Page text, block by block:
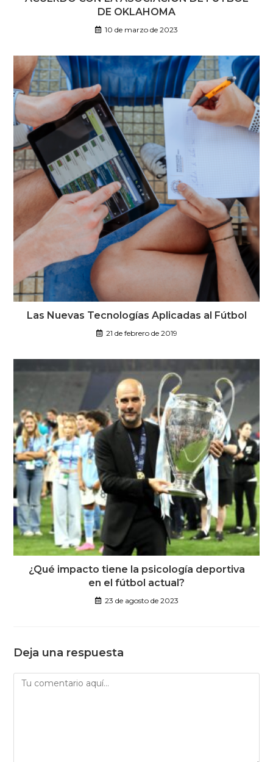
DE OKLAHOMA
10 de marzo de 2023
Las Nuevas Tecnologías Aplicadas al Fútbol
21 de febrero de 2019
¿Qué impacto tiene la psicología deportiva
en el fútbol actual?
23 de agosto de 2023
Deja una respuesta